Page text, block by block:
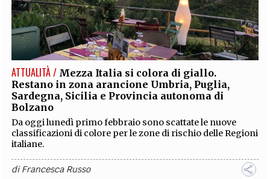
ATTUALITÀ / Mezza Italia si colora di giallo.
Restano in zona arancione Umbria, Puglia,
Sardegna, Sicilia e Provincia autonoma di
Bolzano
Da oggi lunedì primo febbraio sono scattate le nuove
classificazioni di colore per le zone di rischio delle Regioni
italiane.
diFrancesca Russo